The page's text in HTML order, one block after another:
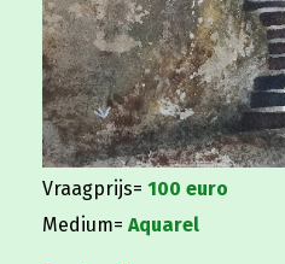
Vraagprijs= 100 euro
Medium= Aquarel